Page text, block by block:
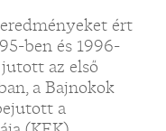
ért
ben és 1996-
az első
a Bajnokok
a